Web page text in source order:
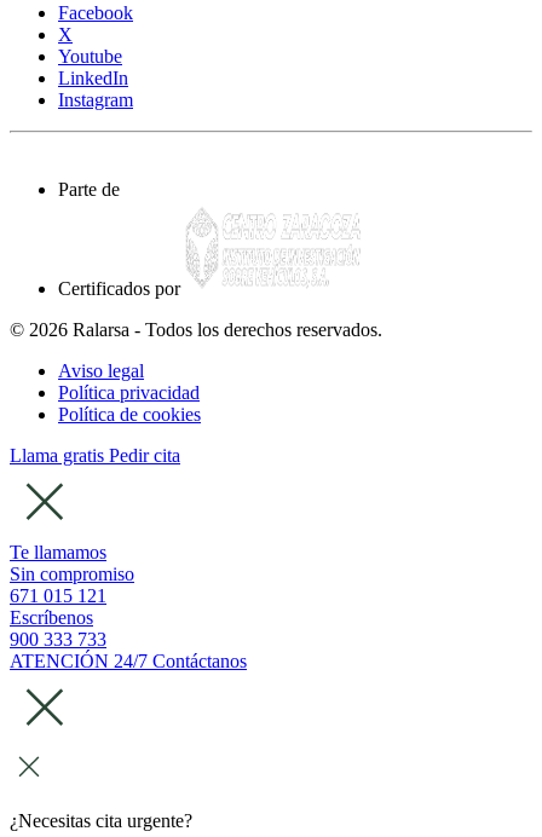
Facebook
X
Youtube
LinkedIn
Instagram
Parte de
Certificados por
© 2026 Ralarsa - Todos los derechos reservados.
Aviso legal
Política privacidad
Política de cookies
Llama gratis Pedir cita
Te llamamos
Sin compromiso
671 015 121
Escríbenos
900 333 733
ATENCIÓN 24/7 Contáctanos
¿Necesitas cita urgente?